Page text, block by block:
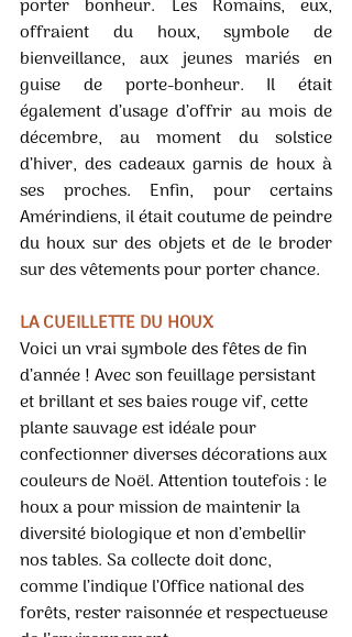
porter bonheur. Les Romains, eux,
offraient du houx, symbole de
bienveillance, aux jeunes mariés en
guise de porte-bonheur. Il était
également d’usage d’offrir au mois de
décembre, au moment du solstice
d’hiver, des cadeaux garnis de houx à
ses proches. Enfin, pour certains
Amérindiens, il était coutume de peindre
du houx sur des objets et de le broder
sur des vêtements pour porter chance.
LA CUEILLETTE DU HOUX
Voici un vrai symbole des fêtes de fin
d’année ! Avec son feuillage persistant
et brillant et ses baies rouge vif, cette
plante sauvage est idéale pour
confectionner diverses décorations aux
couleurs de Noël. Attention toutefois : le
houx a pour mission de maintenir la
diversité biologique et non d’embellir
nos tables. Sa collecte doit donc,
comme l’indique l’Office national des
forêts, rester raisonnée et respectueuse